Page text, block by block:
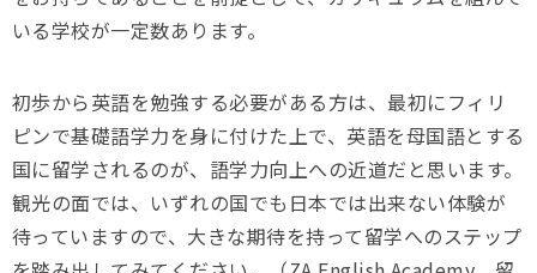
いる学校が一定数あります。
初歩から英語を勉強する必要がある方は、最初にフィリ
ピンで基礎語学力を身に付けた上で、英語を母国語とする
国に留学されるのが、語学力向上への近道だと思います。
観光の面では、いずれの国でも日本では出来ない体験が
待っていますので、大きな期待を持って留学へのステップ